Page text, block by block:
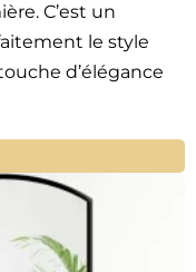
C’est un
le style
d’élégance